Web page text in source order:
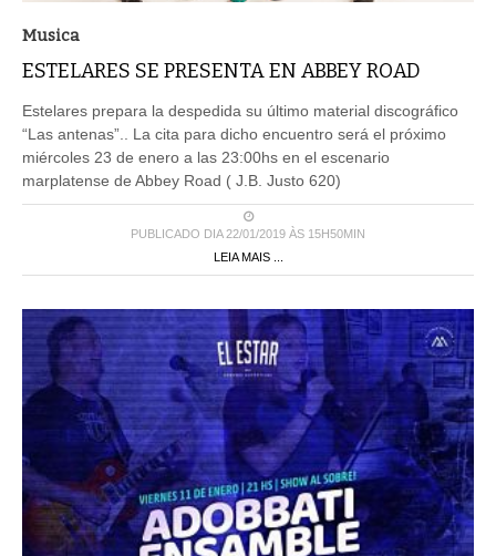
Musica
ESTELARES SE PRESENTA EN ABBEY ROAD
Estelares prepara la despedida su último material discográfico
“Las antenas”.. La cita para dicho encuentro será el próximo
miércoles 23 de enero a las 23:00hs en el escenario
marplatense de Abbey Road ( J.B. Justo 620)
PUBLICADO DIA 22/01/2019 ÀS 15H50MIN
LEIA MAIS ...